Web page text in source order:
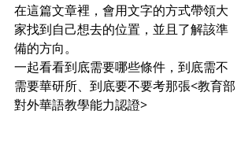
在這篇文章裡，會用文字的方式帶領大
家找到自己想去的位置，並且了解該準
備的方向。
一起看看到底需要哪些條件，到底需不
需要華研所、到底要不要考那張<教育部
對外華語教學能力認證>